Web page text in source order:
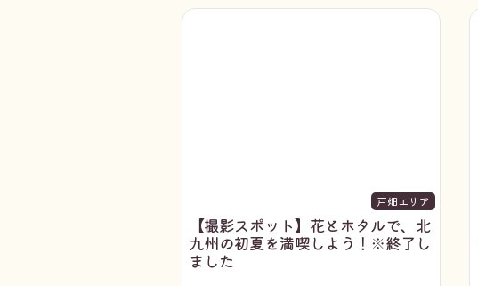
戸畑エリア
【撮影スポット】花とホタルで、北
九州の初夏を満喫しよう！※終了し
ました